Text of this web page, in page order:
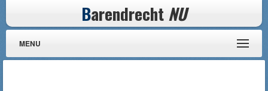
Barendrecht NU
MENU